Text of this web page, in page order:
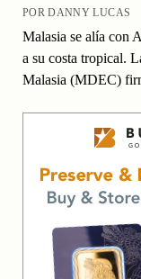
POR DANNY LUCAS
Malasia se alía con
a su costa tropical.
Malasia (MDEC)